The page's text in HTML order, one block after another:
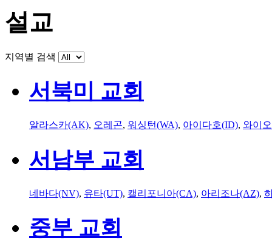
설교
지역별 검색
서북미 교회
알라스카(AK), 오레곤, 워싱턴(WA), 아이다호(ID), 와이
서남부 교회
네바다(NV), 유타(UT), 캘리포니아(CA), 아리조나(AZ),
중부 교회